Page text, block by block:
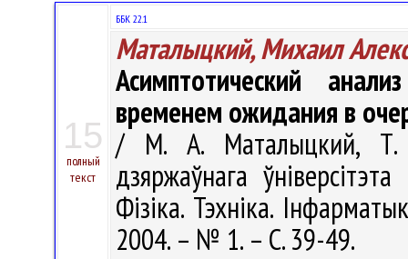
15
полный
текст
ББК 22.1
Маталыцкий, Михаил
Асимптотический
временем ожидания в
/ М. А. Маталыцкий, Т.
дзяржаўнага
Фізіка. Тэхніка.
2004. – № 1. – С. 39-49.